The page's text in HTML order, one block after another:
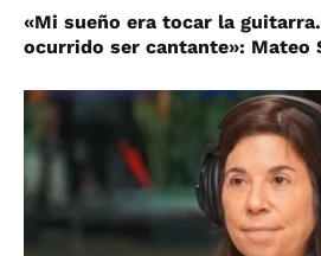
«Mi sueño era tocar la
ocurrido ser cantante»: Mateo